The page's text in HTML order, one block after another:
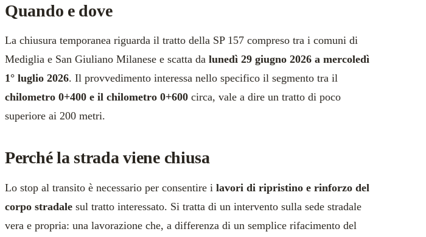
Quando e dove
La chiusura temporanea riguarda il tratto della SP 157 compreso tra i comuni di
Mediglia e San Giuliano Milanese e scatta da lunedì 29 giugno 2026 a mercoledì
1° luglio 2026. Il provvedimento interessa nello specifico il segmento tra il
chilometro 0+400 e il chilometro 0+600 circa, vale a dire un tratto di poco
superiore ai 200 metri.
Perché la strada viene chiusa
Lo stop al transito è necessario per consentire i lavori di ripristino e rinforzo del
corpo stradale sul tratto interessato. Si tratta di un intervento sulla sede stradale
vera e propria: una lavorazione che, a differenza di un semplice rifacimento del